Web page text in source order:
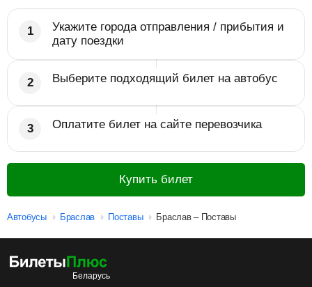
Укажите города отправления / прибытия и
дату поездки
Выберите подходящий билет на автобус
Оплатите билет на сайте перевозчика
Купить билет
Автобусы Браслав Поставы Браслав – Поставы